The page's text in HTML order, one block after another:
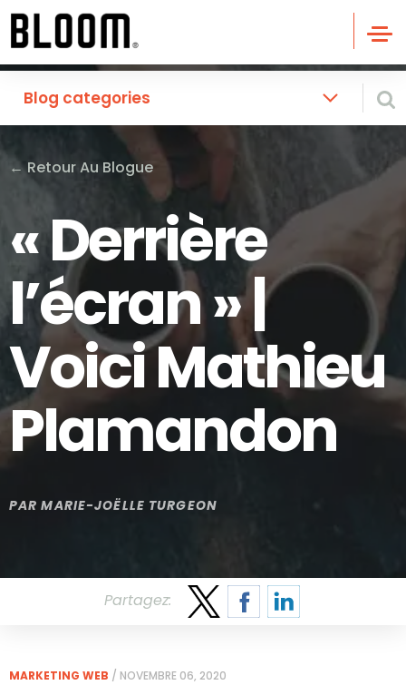
Blog categories
←Retour Au Blogue
« Derrière
l’écran » |
Voici Mathieu
Plamandon
PARMARIE-JOËLLE TURGEON
Partagez:
MARKETING WEB / NOVEMBRE 06, 2020